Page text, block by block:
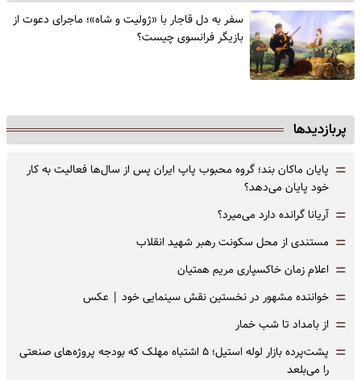
سفر به دل قاجار با «ژولیت و شاه»؛ ماجرای دعوت از
‌بازیگر فرانسوی چیست؟
پربازدیدها
= پایان ماکان بند؛ گروه محبوب پاپ ایران پس از سال‌ها فعالیت به کار
خود پایان می‌دهد؟
= آریانا گرانده دارد می‌میرد؟
= مستندی از محل سکونت رهبر شهید انقلاب
= اعلام زمان خاکسپاری مریم همتیان
= خواننده مشهور در نخستین نقش سینمایی خود |‌ عکس
= از بامداد تا شب خمار
=
پشت‌پرده بازار لوله استیل؛ ۵ اشتباه مهلک که بودجه پروژه‌های صنعتی
را می‌بلعد